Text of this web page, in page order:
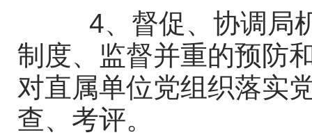
4、督促、协调局机
制度、监督并重的预防
对直属单位党组织落实
查、考评。